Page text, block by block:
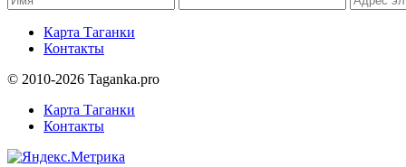
Карта Таганки
Контакты
© 2010-2026 Taganka.pro
Карта Таганки
Контакты